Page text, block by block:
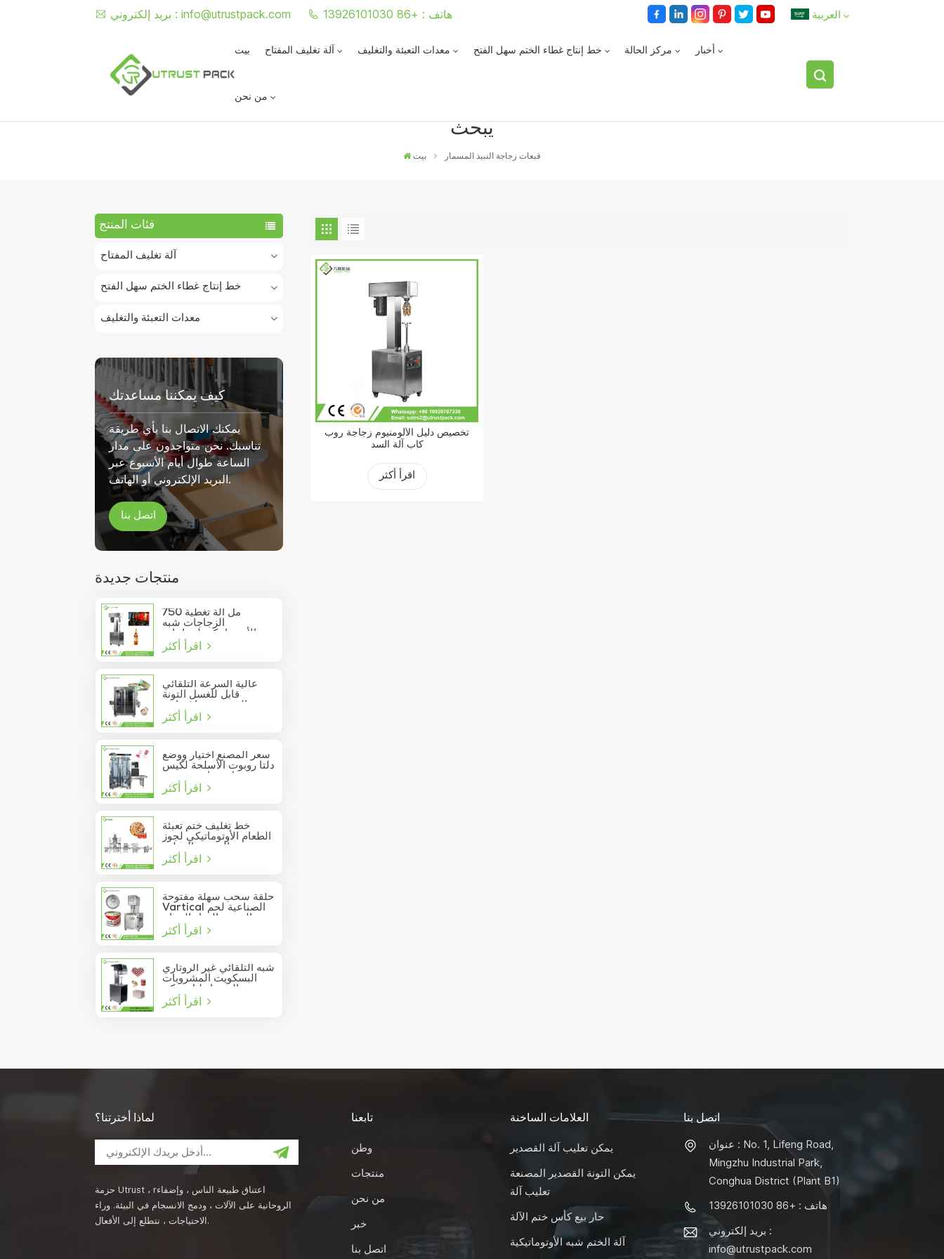
بريد إلكتروني : info@utrustpack.com هاتف : +86 13926101030 العربية
بيت آلة تغليف المفتاح معدات التعبئة والتغليف خط إنتاج غطاء الختم سهل الفتح مركز الحالة أخبار
من نحن
يبحث
بيت قبعات زجاجة النبيذ المسمار
فئات المنتج
آلة تغليف المفتاح
خط إنتاج غطاء الختم سهل الفتح
معدات التعبئة والتغليف
كيف يمكننا مساعدتك
يمكنك الاتصال بنا بأي طريقة
تناسبك. نحن متواجدون على مدار
الساعة طوال أيام الأسبوع عبر
البريد الإلكتروني أو الهاتف.
اتصل بنا
منتجات جديدة
750 مل آلة تغطية
الزجاجات شبه
الأوتوماتيكية لزجاجات
النبيذ الزجاجية
عالية السرعة التلقائي
قابل للغسل التونة
السردين فراغ حاوية
المأكولات البحرية القصدير
يمكن السدادة
سعر المصنع اختيار ووضع
دلتا روبوت الأسلحة لكيس
خط تغليف ختم تعبئة
الطعام الأوتوماتيكي لجوز
الصنوبر المعلب
حلقة سحب سهلة مفتوحة
Vartical الصناعية لحم
الخنزير الغداء الدجاج
صدور اللحوم الغذاء يمكن
فراغ آلة ختم
شبه التلقائي غير الروتاري
البسكويت المشروبات
عصير الصودا دليل يمكن
السدادة
تخصيص دليل الألومنيوم زجاجة روب
كاب آلة السد
اقرأ أكثر
لماذا أخترتنا؟
حزمة Utrust ، rاعتناق طبيعة الناس ، وإضفاء
الروحانية على الآلات ، ودمج الانسجام في البيئة. وراء
الاحتياجات ، نتطلع إلى الأفعال.
تابعنا
وطن
منتجات
من نحن
خبر
اتصل بنا
العلامات الساخنة
يمكن تعليب آلة القصدير
يمكن التونة القصدير المصنعة
تعليب آلة
حار بيع كأس ختم الآلة
آلة الختم شبه الأوتوماتيكية
اتصل بنا
عنوان : No. 1, Lifeng Road,
Mingzhu Industrial Park,
Conghua District (Plant B1)
هاتف : +86 13926101030
بريد إلكتروني :
info@utrustpack.com